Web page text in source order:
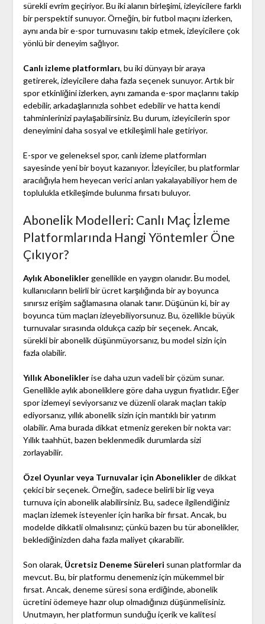
sürekli evrim geçiriyor. Bu iki alanın birleşimi, izleyicilere farklı
bir perspektif sunuyor. Örneğin, bir futbol maçını izlerken,
aynı anda bir e-spor turnuvasını takip etmek, izleyicilere çok
yönlü bir deneyim sağlıyor.
Canlı izleme platformları, bu iki dünyayı bir araya
getirerek, izleyicilere daha fazla seçenek sunuyor. Artık bir
spor etkinliğini izlerken, aynı zamanda e-spor maçlarını takip
edebilir, arkadaşlarınızla sohbet edebilir ve hatta kendi
tahminlerinizi paylaşabilirsiniz. Bu durum, izleyicilerin spor
deneyimini daha sosyal ve etkileşimli hale getiriyor.
E-spor ve geleneksel spor, canlı izleme platformları
sayesinde yeni bir boyut kazanıyor. İzleyiciler, bu platformlar
aracılığıyla hem heyecan verici anları yakalayabiliyor hem de
toplulukla etkileşimde bulunma fırsatı buluyor.
Abonelik Modelleri: Canlı Maç İzleme
Platformlarında Hangi Yöntemler Öne
Çıkıyor?
Aylık Aboneliklergenellikle en yaygın olanıdır. Bu model,
kullanıcıların belirli bir ücret karşılığında bir ay boyunca
sınırsız erişim sağlamasına olanak tanır. Düşünün ki, bir ay
boyunca tüm maçları izleyebiliyorsunuz. Bu, özellikle büyük
turnuvalar sırasında oldukça cazip bir seçenek. Ancak,
sürekli bir abonelik düşünmüyorsanız, bu model sizin için
fazla olabilir.
Yıllık Aboneliklerise daha uzun vadeli bir çözüm sunar.
Genellikle aylık aboneliklere göre daha uygun fiyatlıdır. Eğer
spor izlemeyi seviyorsanız ve düzenli olarak maçları takip
ediyorsanız, yıllık abonelik sizin için mantıklı bir yatırım
olabilir. Ama burada dikkat etmeniz gereken bir nokta var:
Yıllık taahhüt, bazen beklenmedik durumlarda sizi
zorlayabilir.
Özel Oyunlar veya Turnuvalar için Aboneliklerde dikkat
çekici bir seçenek. Örneğin, sadece belirli bir lig veya
turnuva için abonelik alabilirsiniz. Bu, sadece ilgilendiğiniz
maçları izlemek isteyenler için harika bir fırsat. Ancak, bu
modelde dikkatli olmalısınız; çünkü bazen bu tür abonelikler,
beklediğinizden daha fazla maliyet çıkarabilir.
Son olarak, Ücretsiz Deneme Süreleri sunan platformlar da
mevcut. Bu, bir platformu denemeniz için mükemmel bir
fırsat. Ancak, deneme süresi sona erdiğinde, abonelik
ücretini ödemeye hazır olup olmadığınızı düşünmelisiniz.
Unutmayın, her platformun sunduğu içerik ve kalitesi